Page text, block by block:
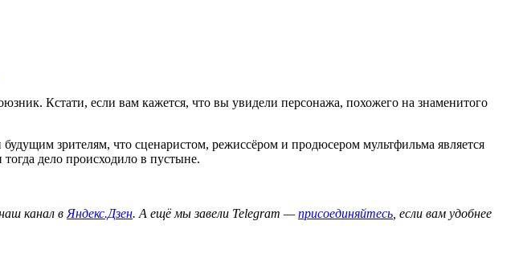
Кстати, если вам кажется, что вы увидели персонажа, похожего на знаменитого
зрителям, что сценаристом, режиссёром и продюсером мультфильма является
дело происходило в пустыне.
канал вЯндекс.Дзен. А ещё мы завели Telegram —присоединяйтесь, если вам удобнее